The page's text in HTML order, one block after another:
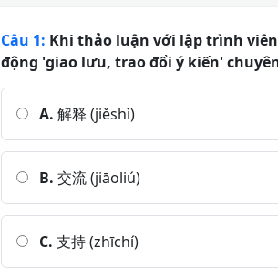
Câu 1: Khi thảo luận với lập trình
động 'giao lưu, trao đổi ý kiến'
A. 解释 (jiěshì)
B. 交流 (jiāoliú)
C. 支持 (zhīchí)